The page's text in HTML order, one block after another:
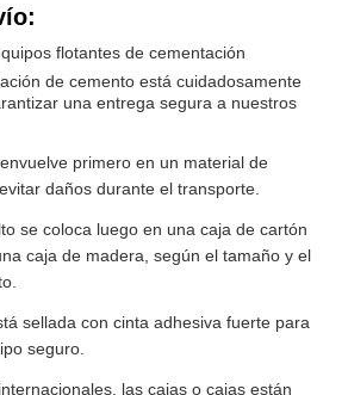
flotantes de cementación
de cemento está cuidadosamente
una entrega segura a nuestros
primero en un material de
daños durante el transporte.
se coloca luego en una caja de cartón
caja de madera, según el tamaño y el
sellada con cinta adhesiva fuerte para
seguro.
las cajas o cajas están